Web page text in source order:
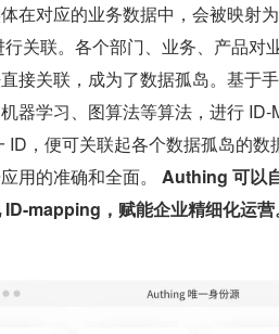
在对应的业务数据中，会被映射
关联。各个部门、业务、产品对
接关联，成为了数据孤岛。基于
器学习、图算法等算法，进行
ID，便可关联起各个数据孤岛的
用的准确和全面。 Authing 可以
mapping，赋能企业精细化运营